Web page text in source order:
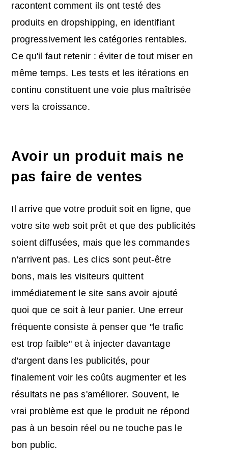
racontent comment ils ont testé des
produits en dropshipping, en identifiant
progressivement les catégories rentables.
Ce qu'il faut retenir : éviter de tout miser en
même temps. Les tests et les itérations en
continu constituent une voie plus maîtrisée
vers la croissance.
Avoir un produit mais ne
pas faire de ventes
Il arrive que votre produit soit en ligne, que
votre site web soit prêt et que des publicités
soient diffusées, mais que les commandes
n'arrivent pas. Les clics sont peut-être
bons, mais les visiteurs quittent
immédiatement le site sans avoir ajouté
quoi que ce soit à leur panier. Une erreur
fréquente consiste à penser que "le trafic
est trop faible" et à injecter davantage
d'argent dans les publicités, pour
finalement voir les coûts augmenter et les
résultats ne pas s'améliorer. Souvent, le
vrai problème est que le produit ne répond
pas à un besoin réel ou ne touche pas le
bon public.